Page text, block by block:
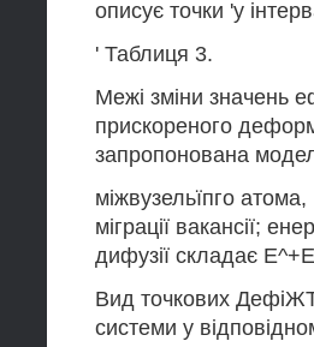
описує точки 'у
' Таблиця 3.
Межі зміни значень
прискореного
запропонована
міжвузельїпго атома,
міграції вакансії;
дифузії складає
Вид точкових
системи у